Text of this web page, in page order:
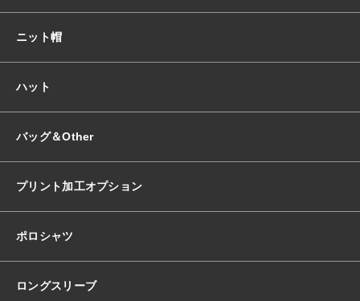
ニット帽
ハット
バッグ＆Other
プリント加工オプション
ポロシャツ
ロングスリーブ